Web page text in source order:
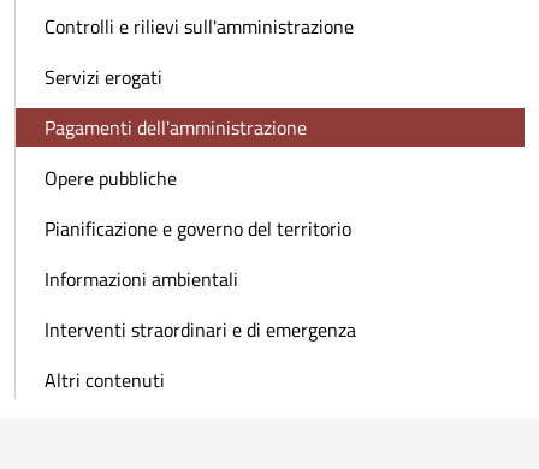
Controlli e rilievi sull'amministrazione
Servizi erogati
Pagamenti dell'amministrazione
Opere pubbliche
Pianificazione e governo del territorio
Informazioni ambientali
Interventi straordinari e di emergenza
Altri contenuti